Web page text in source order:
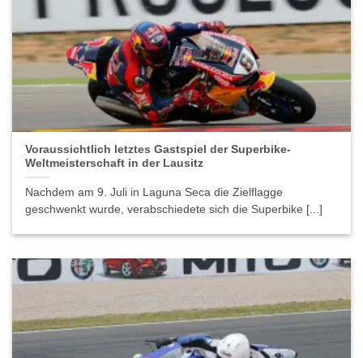
Voraussichtlich letztes Gastspiel der Superbike-
Weltmeisterschaft in der Lausitz
Nachdem am 9. Juli in Laguna Seca die Zielflagge
geschwenkt wurde, verabschiedete sich die Superbike [...]